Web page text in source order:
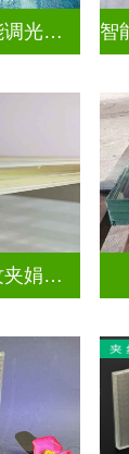
沛县办公室智能调光玻璃厂商
热弯水纹石头纹夹娟夹丝玻璃